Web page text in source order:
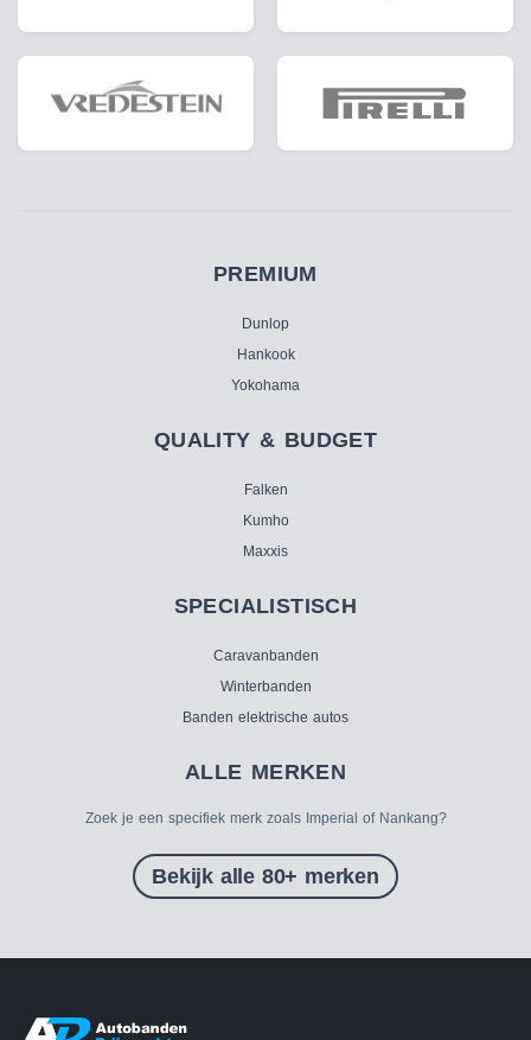
PREMIUM
Dunlop
Hankook
Yokohama
QUALITY & BUDGET
Falken
Kumho
Maxxis
SPECIALISTISCH
Caravanbanden
Winterbanden
Banden elektrische autos
ALLE MERKEN
Zoek je een specifiek merk zoals Imperial of Nankang?
Bekijk alle 80+ merken